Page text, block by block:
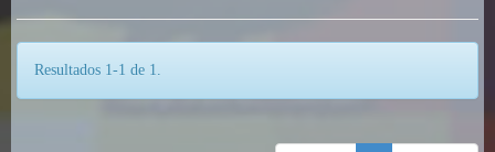
Resultados 1-1 de 1.